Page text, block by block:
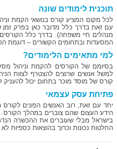
תוכנית לימודים שונה
לכל מקום המציע קורס בנושאי הקמת
עם זאת בדרך כלל מדובר כאן בפרק
מנהלים חיי משפחה). בדרך כלל
המסעדות ובתחומים הקשורים – דוגמת
למי מתאימים הלימודים?
בסיומם של הקורסים להקמת וניהול
למשל אנשים שרוצים להצטרף לצוות
קורס של מוסד מוכר בתחום יכול להעניק
פתיחת עסק עצמאי
יחד עם זאת, רוב האנשים הפונים
הידע העצום שהם צוברים במהלך
בישראל מבלי שעוברים את ההכשרה
החלטות נכונות וכרוך בהוצאות כספיות